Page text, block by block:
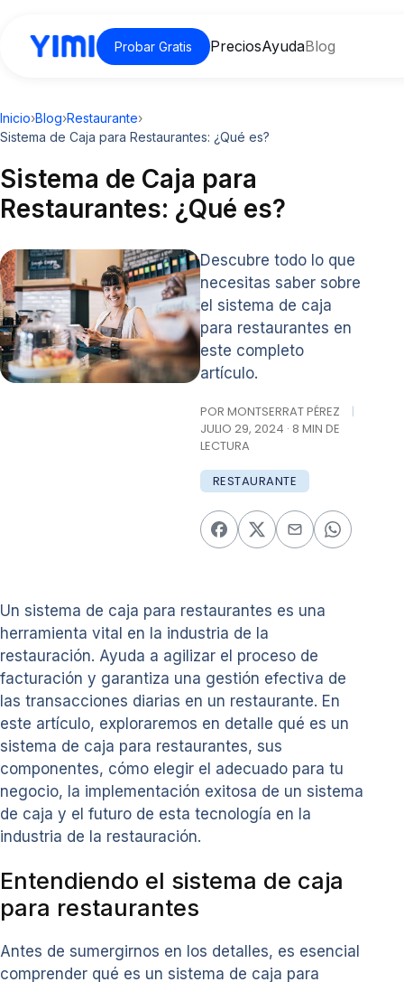
Probar Gratis PreciosAyudaBlog
Inicio›Blog›Restaurante›
Sistema de Caja para Restaurantes: ¿Qué es?
Sistema de Caja para
Restaurantes: ¿Qué es?
Descubre todo lo que
necesitas saber sobre
el sistema de caja
para restaurantes en
este completo
artículo.
POR MONTSERRAT PÉREZ
|
JULIO 29, 2024 · 8 MIN DE
LECTURA
RESTAURANTE
Un sistema de caja para restaurantes es una
herramienta vital en la industria de la
restauración. Ayuda a agilizar el proceso de
facturación y garantiza una gestión efectiva de
las transacciones diarias en un restaurante. En
este artículo, exploraremos en detalle qué es un
sistema de caja para restaurantes, sus
componentes, cómo elegir el adecuado para tu
negocio, la implementación exitosa de un sistema
de caja y el futuro de esta tecnología en la
industria de la restauración.
Entendiendo el sistema de caja
para restaurantes
Antes de sumergirnos en los detalles, es esencial
comprender qué es un sistema de caja para